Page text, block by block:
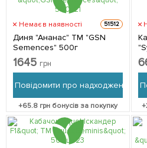
Немає в наявності 51512
Диня "Ананас" ТМ "GSN
Semences" 500г
1645 грн
Повідомити про надходження
+65.8 грн бонусів за покупку +